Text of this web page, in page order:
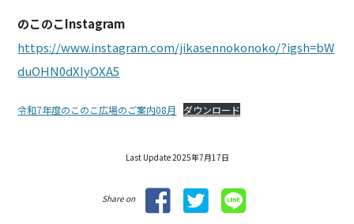
のこのこInstagram
https://www.instagram.com/jikasennokonoko/?igsh=bW
duOHN0dXIyOXA5
令和7年度のこのこ広場のご案内08月 ダウンロード
Last Update 2025年7月17日
Share on